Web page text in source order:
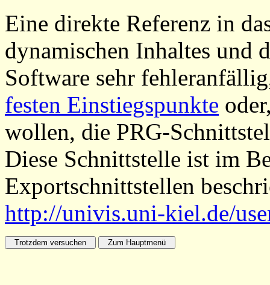
Eine direkte Referenz in
dynamischen Inhaltes und
Software sehr
festen Einstiegspunkte
wollen, die PRG-
Diese Schnittstelle ist im
Exportschnittstellen
http://univis.uni-kiel.de/